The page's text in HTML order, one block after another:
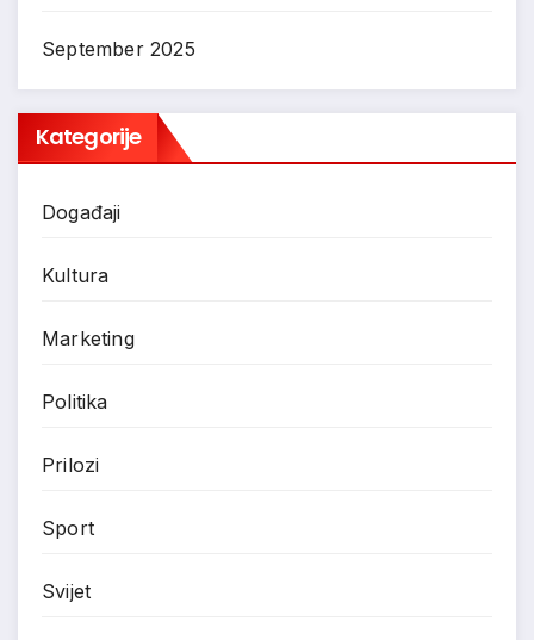
September 2025
Kategorije
Događaji
Kultura
Marketing
Politika
Prilozi
Sport
Svijet